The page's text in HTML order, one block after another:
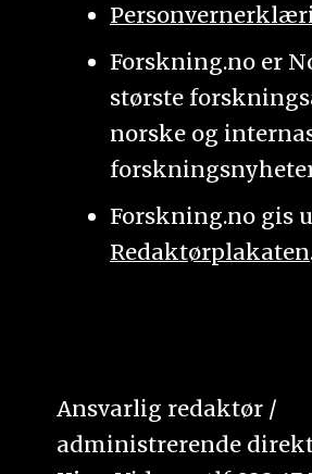
Forskning.no er
største
norske og
Forskning.no gis
Redaktørplakaten
Ansvarlig redaktør /
administrerende